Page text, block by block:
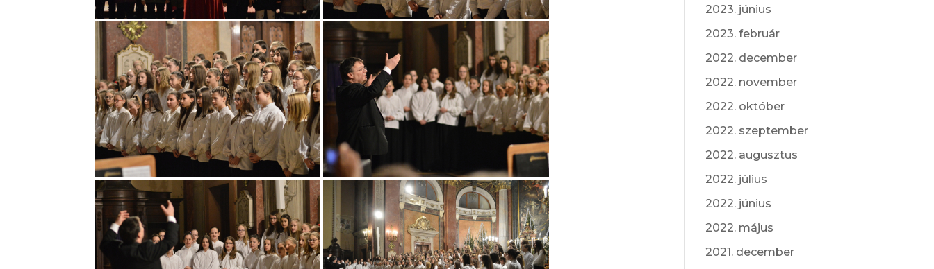
2023. június
2023. február
2022. december
2022. november
2022. október
2022. szeptember
2022. augusztus
2022. július
2022. június
2022. május
2021. december